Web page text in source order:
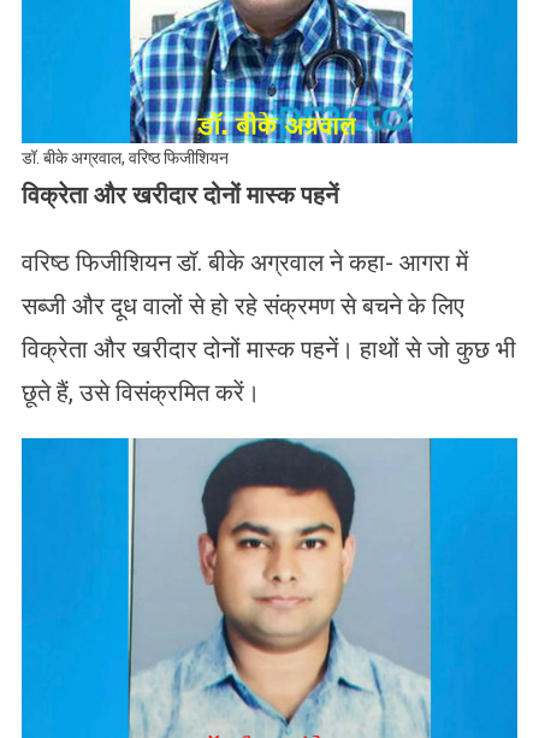
डॉ. बीके अग्रवाल, वरिष्ठ फिजीशियन
विक्रेता और खरीदार दोनों मास्क पहनें
वरिष्ठ फिजीशियन डॉ. बीके अग्रवाल ने कहा- आगरा में
सब्जी और दूध वालों से हो रहे संक्रमण से बचने के लिए
विक्रेता और खरीदार दोनों मास्क पहनें। हाथों से जो कुछ भी
छूते हैं, उसे विसंक्रमित करें।